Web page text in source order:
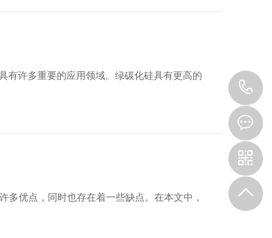
有许多重要的应用领域。绿碳化硅具有更高的
多优点，同时也存在着一些缺点。在本文中，